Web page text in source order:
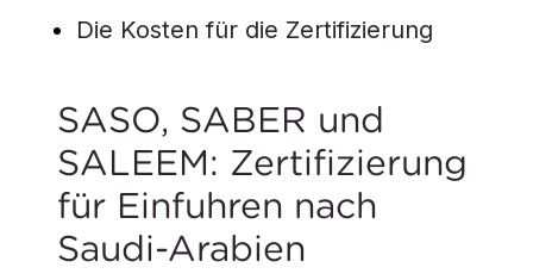
Die Kosten für die Zertifizierung
SASO, SABER und
SALEEM: Zertifizierung
für Einfuhren nach
Saudi-Arabien